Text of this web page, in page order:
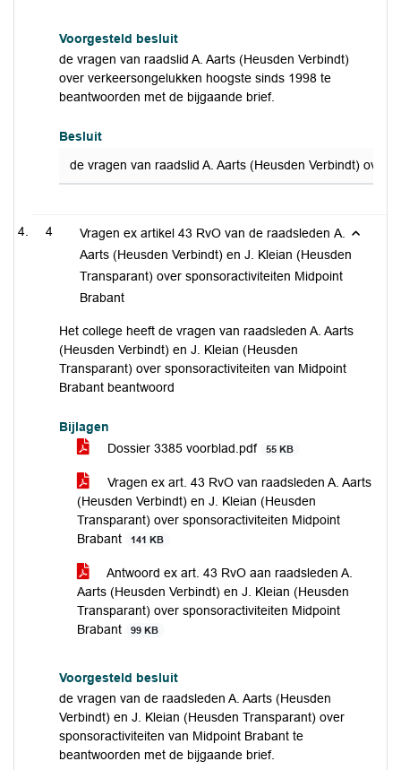
Voorgesteld besluit
de vragen van raadslid A. Aarts (Heusden Verbindt)
over verkeersongelukken hoogste sinds 1998 te
beantwoorden met de bijgaande brief.
Besluit
de vragen van raadslid A. Aarts (Heusden Verbindt) over
4
Vragen ex artikel 43 RvO van de raadsleden A.
Aarts (Heusden Verbindt) en J. Kleian (Heusden
Transparant) over sponsoractiviteiten Midpoint
Brabant
Het college heeft de vragen van raadsleden A. Aarts
(Heusden Verbindt) en J. Kleian (Heusden
Transparant) over sponsoractiviteiten van Midpoint
Brabant beantwoord
Bijlagen
Dossier 3385 voorblad.pdf
55 KB
Vragen ex art. 43 RvO van raadsleden A. Aarts
(Heusden Verbindt) en J. Kleian (Heusden
Transparant) over sponsoractiviteiten Midpoint
Brabant
141 KB
Antwoord ex art. 43 RvO aan raadsleden A.
Aarts (Heusden Verbindt) en J. Kleian (Heusden
Transparant) over sponsoractiviteiten Midpoint
Brabant
99 KB
Voorgesteld besluit
de vragen van de raadsleden A. Aarts (Heusden
Verbindt) en J. Kleian (Heusden Transparant) over
sponsoractiviteiten van Midpoint Brabant te
beantwoorden met de bijgaande brief.